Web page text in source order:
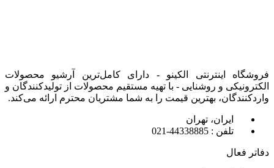
فروشگاه اینترنتی الکینو - دارای کامل‌ترین آرشیو محصولات
الکترونیکی و روشنایی - با تهیه مستقیم محصولات از تولیدکنندگان و
واردکنندگان، بهترین قیمت را به شما مشتریان محترم ارائه می‌کند.
ایران، تهران
تلفن : 44338885-021
دفاتر فعال